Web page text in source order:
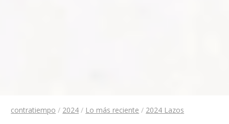
contratiempo / 2024 / Lo más reciente / 2024 Lazos